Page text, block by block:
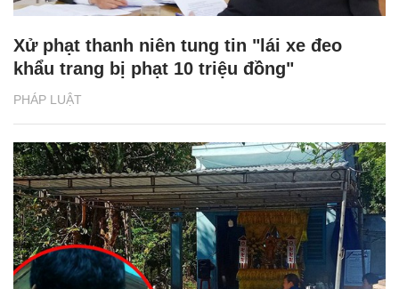
PHÁP LUẬT
Xử phạt thanh niên tung tin "lái xe đeo
khẩu trang bị phạt 10 triệu đồng"